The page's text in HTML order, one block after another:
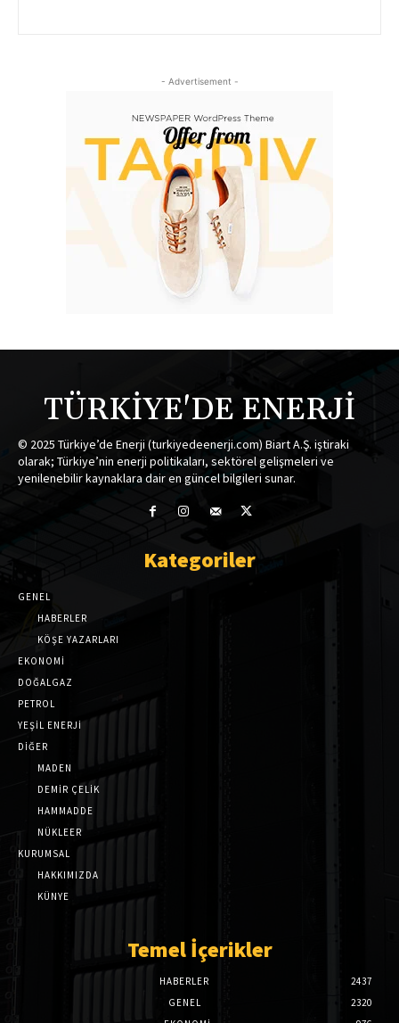
- Advertisement -
TÜRKİYE'DE ENERJİ
© 2025 Türkiye’de Enerji (turkiyedeenerji.com) Biart A.Ş. iştiraki
olarak; Türkiye’nin enerji politikaları, sektörel gelişmeleri ve
yenilenebilir kaynaklara dair en güncel bilgileri sunar.
Kategoriler
GENEL
HABERLER
KÖŞE YAZARLARI
EKONOMİ
DOĞALGAZ
PETROL
YEŞİL ENERJİ
DİĞER
MADEN
DEMİR ÇELİK
HAMMADDE
NÜKLEER
KURUMSAL
HAKKIMIZDA
KÜNYE
Temel İçerikler
HABERLER
2437
GENEL
2320